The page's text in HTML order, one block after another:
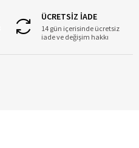
ÜCRETSİZ İADE
14 gün içerisinde ücretsiz
iade ve değişim hakkı